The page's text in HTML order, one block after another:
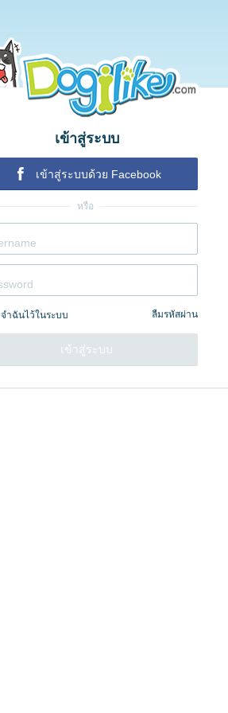
เข้าสู่ระบบ
เข้าสู่ระบบด้วย Facebook
หรือ
จำฉันไว้ในระบบ ลืมรหัสผ่าน
เข้าสู่ระบบ